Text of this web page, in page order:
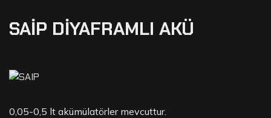
SAIP DIYAFRAMLI AKÜ
0,05-0,5 lt akümülatörler mevcuttur.